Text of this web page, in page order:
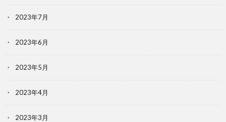
2023年7月
2023年6月
2023年5月
2023年4月
2023年3月